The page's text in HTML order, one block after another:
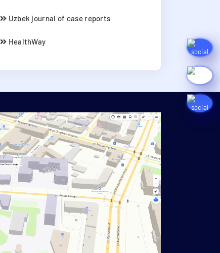
Uzbek journal of case reports
HealthWay